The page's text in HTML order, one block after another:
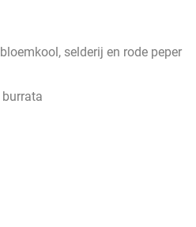
selderij en rode peper